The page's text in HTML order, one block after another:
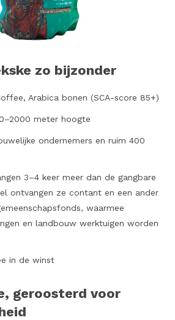
zo bijzonder
Arabica bonen (SCA-score 85+)
meter hoogte
ondernemers en ruim 400
3–4 keer meer dan de gangbare
ontvangen ze contant en een ander
waarmee
en landbouw werktuigen worden
in de winst
geroosterd voor